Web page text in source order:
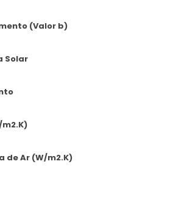
(Valor b)
Solar
de Ar (W/m2.K)